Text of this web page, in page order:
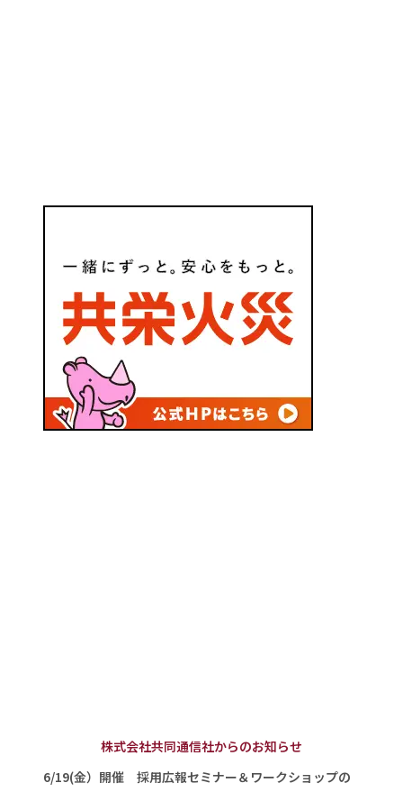
株式会社共同通信社からのお知らせ
6/19(金）開催 採用広報セミナー＆ワークショップの